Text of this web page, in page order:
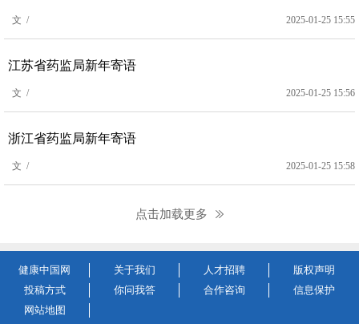
文 / 2025-01-25 15:55
江苏省药监局新年寄语
文 / 2025-01-25 15:56
浙江省药监局新年寄语
文 / 2025-01-25 15:58
点击加载更多
健康中国网 关于我们 人才招聘
版权声明
投稿方式
你问我答 合作咨询
信息保护
网站地图